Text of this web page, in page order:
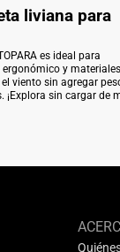
liviana para
es ideal para
y materiales
viento sin agregar
sin cargar de